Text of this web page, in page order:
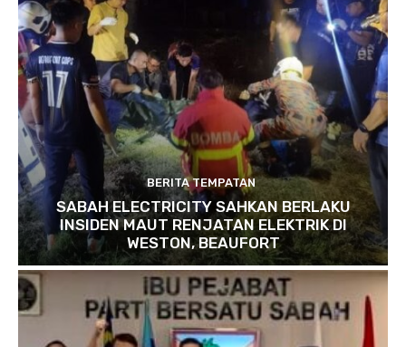
BERITA TEMPATAN
SABAH ELECTRICITY SAHKAN BERLAKU
INSIDEN MAUT RENJATAN ELEKTRIK DI
WESTON, BEAUFORT